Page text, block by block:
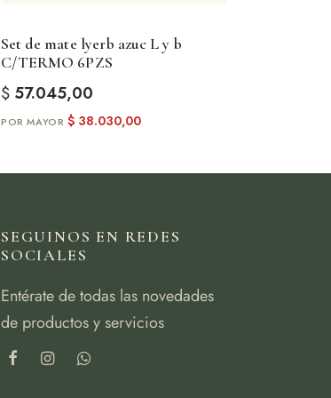
Set de mate lyerb azuc L y b
C/TERMO 6PZS
$ 57.045,00
$ 38.030,00
SEGUINOS EN REDES
SOCIALES
Entérate de todas las novedades
de productos y servicios